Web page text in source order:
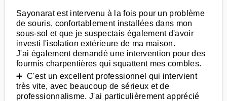
Sayonarat est intervenu à la fois pour un problème
de souris, confortablement installées dans mon
sous-sol et que je suspectais également d'avoir
investi l'isolation extérieure de ma maison.
J'ai également demandé une intervention pour des
fourmis charpentières qui squattent mes combles.
➕ C'est un excellent professionnel qui intervient
très vite, avec beaucoup de sérieux et de
professionnalisme. J'ai particulièrement apprécié